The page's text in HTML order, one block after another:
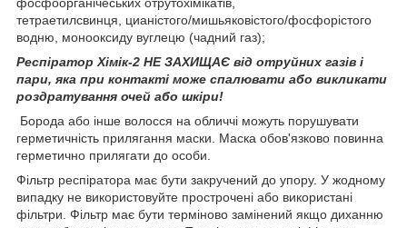
тетраетилсвинця, цианістого/мишьяковістого/фосфорістого
водню, монооксиду вуглецю (чадний газ);
Респіратор Хімік-2 НЕ ЗАХИЩАЄ від отруйних газів і
пари, яка при контакті може спалювати або викликати
роздратування очей або шкіри!
Борода або інше волосся на обличчі можуть порушувати
герметичність прилягання маски. Маска обов'язково повинна
герметично прилягати до особи.
Фільтр респіратора має бути закручений до упору. У жодному
випадку не використовуйте прострочені або використані
фільтри. Фільтр має бути терміново замінений якщо диханню